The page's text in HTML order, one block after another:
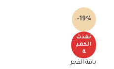
-19%
نفذت
الكمي
ة
باقة الفجر